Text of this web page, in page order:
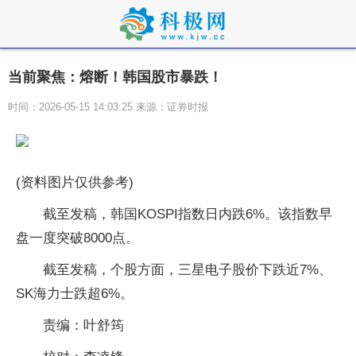
当前聚焦：熔断！韩国股市暴跌！
时间：2026-05-15 14:03:25 来源：证券时报
(资料图片仅供参考)
截至发稿，韩国KOSPI指数日内跌6%。该指数早
盘一度突破8000点。
截至发稿，个股方面，三星电子股价下跌近7%、
SK海力士跌超6%。
责编：叶舒筠